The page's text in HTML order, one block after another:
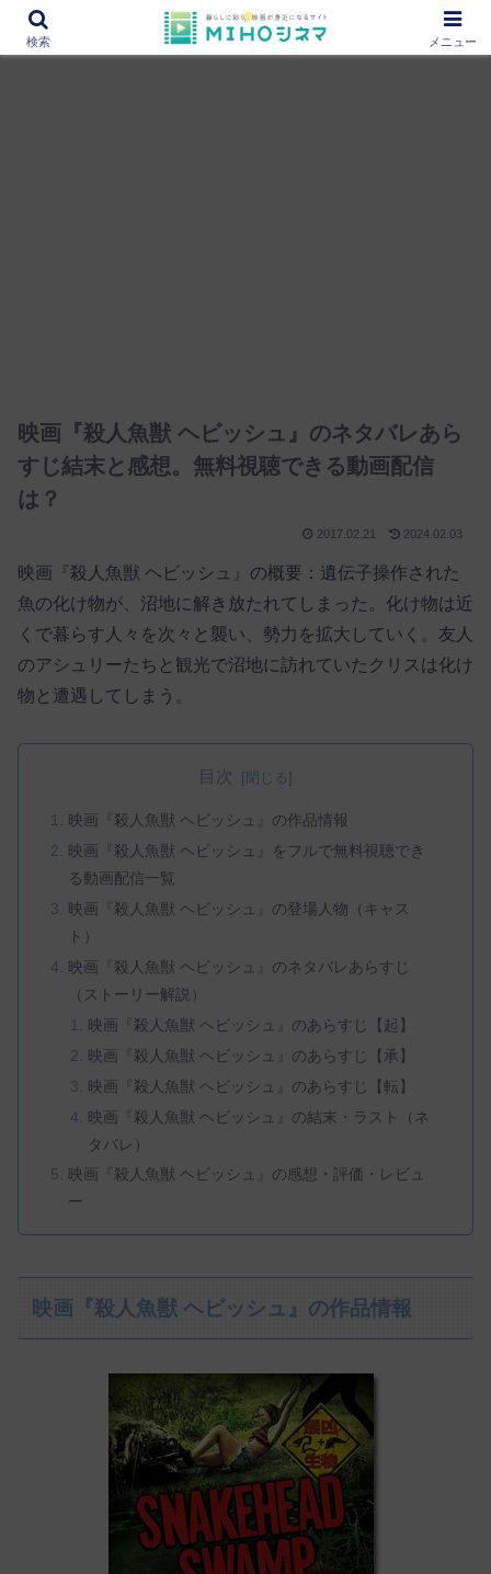
12000作品を紹介！あなたの映画図書館『MIHOシネマ』
映画『殺人魚獣 ヘビッシュ』のネタバレあら
すじ結末と感想。無料視聴できる動画配信
は？
2017.02.21 2024.02.03
映画『殺人魚獣 ヘビッシュ』の概要：遺伝子操作された
魚の化け物が、沼地に解き放たれてしまった。化け物は近
くで暮らす人々を次々と襲い、勢力を拡大していく。友人
のアシュリーたちと観光で沼地に訪れていたクリスは化け
物と遭遇してしまう。
目次
映画『殺人魚獣 ヘビッシュ』の作品情報
映画『殺人魚獣 ヘビッシュ』をフルで無料視聴でき
る動画配信一覧
映画『殺人魚獣 ヘビッシュ』の登場人物（キャス
ト）
映画『殺人魚獣 ヘビッシュ』のネタバレあらすじ
（ストーリー解説）
映画『殺人魚獣 ヘビッシュ』のあらすじ【起】
映画『殺人魚獣 ヘビッシュ』のあらすじ【承】
映画『殺人魚獣 ヘビッシュ』のあらすじ【転】
映画『殺人魚獣 ヘビッシュ』の結末・ラスト（ネ
タバレ）
映画『殺人魚獣 ヘビッシュ』の感想・評価・レビュ
ー
映画『殺人魚獣 ヘビッシュ』の作品情報
検索 メニュー